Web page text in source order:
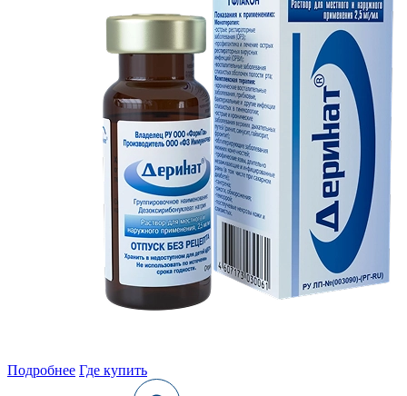
Подробнее Где купить